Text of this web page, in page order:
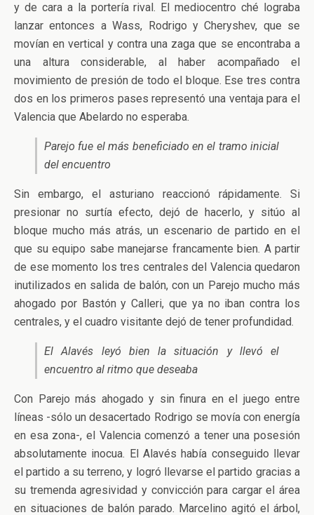
y de cara a la portería rival. El mediocentro ché lograba
lanzar entonces a Wass, Rodrigo y Cheryshev, que se
movían en vertical y contra una zaga que se encontraba a
una altura considerable, al haber acompañado el
movimiento de presión de todo el bloque. Ese tres contra
dos en los primeros pases representó una ventaja para el
Valencia que Abelardo no esperaba.
Parejo fue el más beneficiado en el tramo inicial
del encuentro
Sin embargo, el asturiano reaccionó rápidamente. Si
presionar no surtía efecto, dejó de hacerlo, y sitúo al
bloque mucho más atrás, un escenario de partido en el
que su equipo sabe manejarse francamente bien. A partir
de ese momento los tres centrales del Valencia quedaron
inutilizados en salida de balón, con un Parejo mucho más
ahogado por Bastón y Calleri, que ya no iban contra los
centrales, y el cuadro visitante dejó de tener profundidad.
El Alavés leyó bien la situación y llevó el
encuentro al ritmo que deseaba
Con Parejo más ahogado y sin finura en el juego entre
líneas -sólo un desacertado Rodrigo se movía con energía
en esa zona-, el Valencia comenzó a tener una posesión
absolutamente inocua. El Alavés había conseguido llevar
el partido a su terreno, y logró llevarse el partido gracias a
su tremenda agresividad y convicción para cargar el área
en situaciones de balón parado. Marcelino agitó el árbol,